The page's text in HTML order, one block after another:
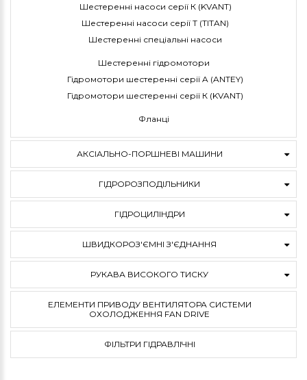
Шестеренні насоси серії К (KVANT)
Шестеренні насоси серії Т (TITAN)
Шестеренні спеціальні насоси
Шестеренні гідромотори
Гідромотори шестеренні серії A (ANTEY)
Гідромотори шестеренні серії К (KVANT)
Фланці
АКСІАЛЬНО-ПОРШНЕВІ МАШИНИ
ГІДРОРОЗПОДІЛЬНИКИ
ГІДРОЦИЛІНДРИ
ШВИДКОРОЗ'ЄМНІ З'ЄДНАННЯ
РУКАВА ВИСОКОГО ТИСКУ
ЕЛЕМЕНТИ ПРИВОДУ ВЕНТИЛЯТОРА СИСТЕМИ
ОХОЛОДЖЕННЯ FAN DRIVE
ФІЛЬТРИ ГІДРАВЛІЧНІ